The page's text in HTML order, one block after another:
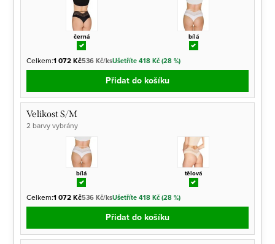
černá bílá
Celkem:1 072 Kč536 Kč/ksUšetříte 418 Kč (28 %)
Přidat do košíku
Velikost S/M
2 barvy vybrány
bílá tělová
Celkem:1 072 Kč536 Kč/ksUšetříte 418 Kč (28 %)
Přidat do košíku